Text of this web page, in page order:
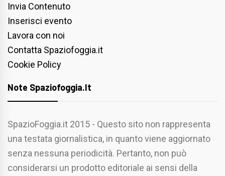
Invia Contenuto
Inserisci evento
Lavora con noi
Contatta Spaziofoggia.it
Cookie Policy
Note Spaziofoggia.it
SpazioFoggia.it 2015 - Questo sito non rappresenta
una testata giornalistica, in quanto viene aggiornato
senza nessuna periodicità. Pertanto, non può
considerarsi un prodotto editoriale ai sensi della